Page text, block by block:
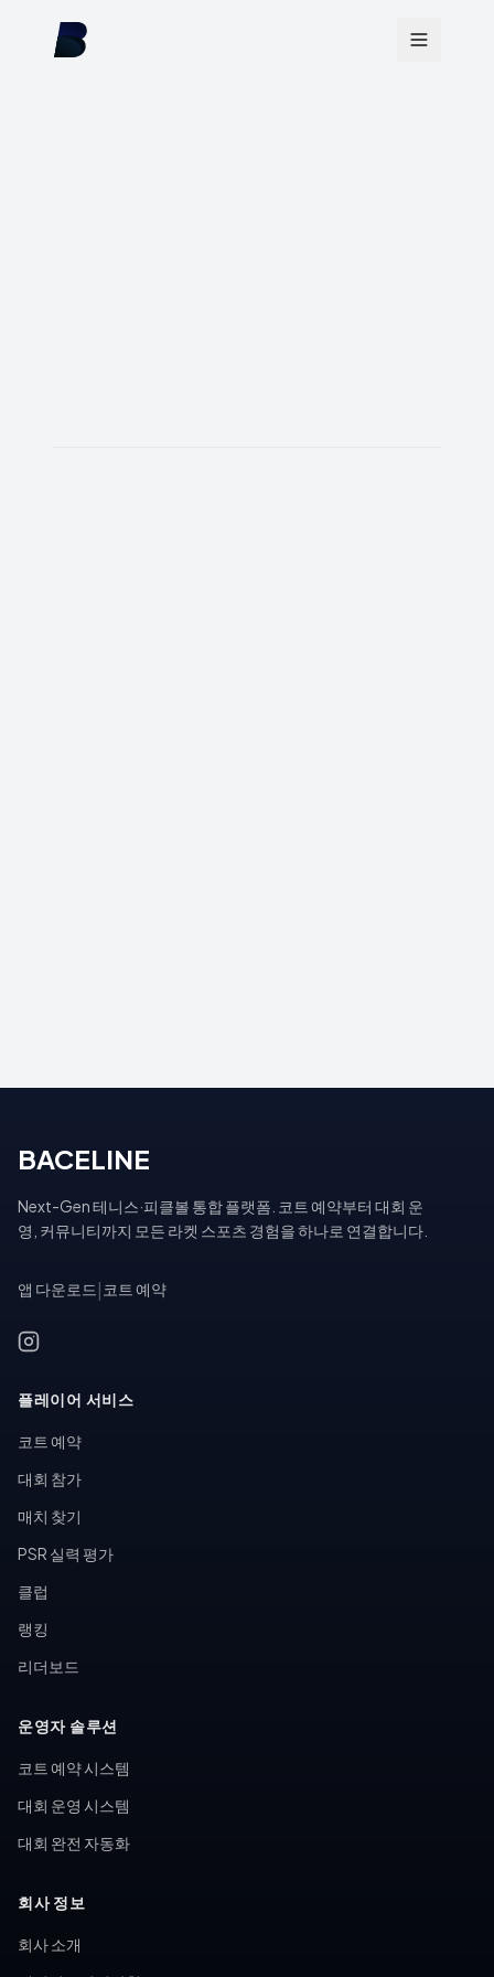
BACELINE
Next-Gen 테니스·피클볼 통합 플랫폼. 코트 예약부터 대회 운
영, 커뮤니티까지 모든 라켓 스포츠 경험을 하나로 연결합니다.
앱 다운로드 코트 예약
플레이어 서비스
코트 예약
대회 참가
매치 찾기
PSR 실력 평가
클럽
랭킹
리더보드
운영자 솔루션
코트 예약 시스템
대회 운영 시스템
대회 완전 자동화
회사 정보
회사 소개